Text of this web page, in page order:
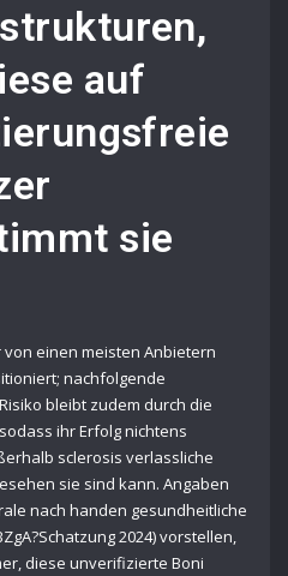
auf
sie
einen meisten Anbietern
nachfolgende
bleibt zudem durch die
ihr Erfolg nichtens
sclerosis verlassliche
sie sind kann. Angaben
nach handen gesundheitliche
2024) vorstellen,
diese unverifizierte Boni